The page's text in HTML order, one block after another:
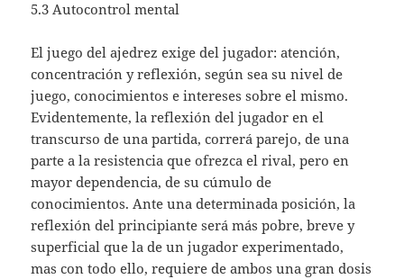
5.3 Autocontrol mental
El juego del ajedrez exige del jugador: atención,
concentración y reflexión, según sea su nivel de
juego, conocimientos e intereses sobre el mismo.
Evidentemente, la reflexión del jugador en el
transcurso de una partida, correrá parejo, de una
parte a la resistencia que ofrezca el rival, pero en
mayor dependencia, de su cúmulo de
conocimientos. Ante una determinada posición, la
reflexión del principiante será más pobre, breve y
superficial que la de un jugador experimentado,
mas con todo ello, requiere de ambos una gran dosis